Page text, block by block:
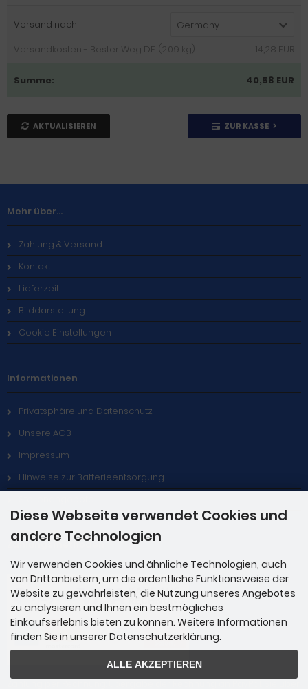
Versand nach
Germany
Versandkosten - Bester Weg DE: (2.09 kg):
14,28 EUR
Summe: 40,58 EUR
AKTUALISIEREN ZUR KASSE
Mehr über...
Zahlung & Versand
Kontakt
Lieferzeit
Bilddarstellung
Cookie Einstellungen
Informationen
Privatsphäre und Datenschutz
Unsere AGB
Impressum
Hinweise zur Batterieentsorgung
Zahlungsmethoden
Diese Webseite verwendet Cookies und
andere Technologien
Wir verwenden Cookies und ähnliche Technologien, auch
von Drittanbietern, um die ordentliche Funktionsweise der
Website zu gewährleisten, die Nutzung unseres Angebotes
zu analysieren und Ihnen ein bestmögliches
Einkaufserlebnis bieten zu können. Weitere Informationen
finden Sie in unserer Datenschutzerklärung.
ALLE AKZEPTIEREN